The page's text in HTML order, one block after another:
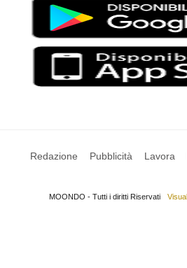
Redazione Pubblicità Lavora
MOONDO - Tutti i diritti Riservati